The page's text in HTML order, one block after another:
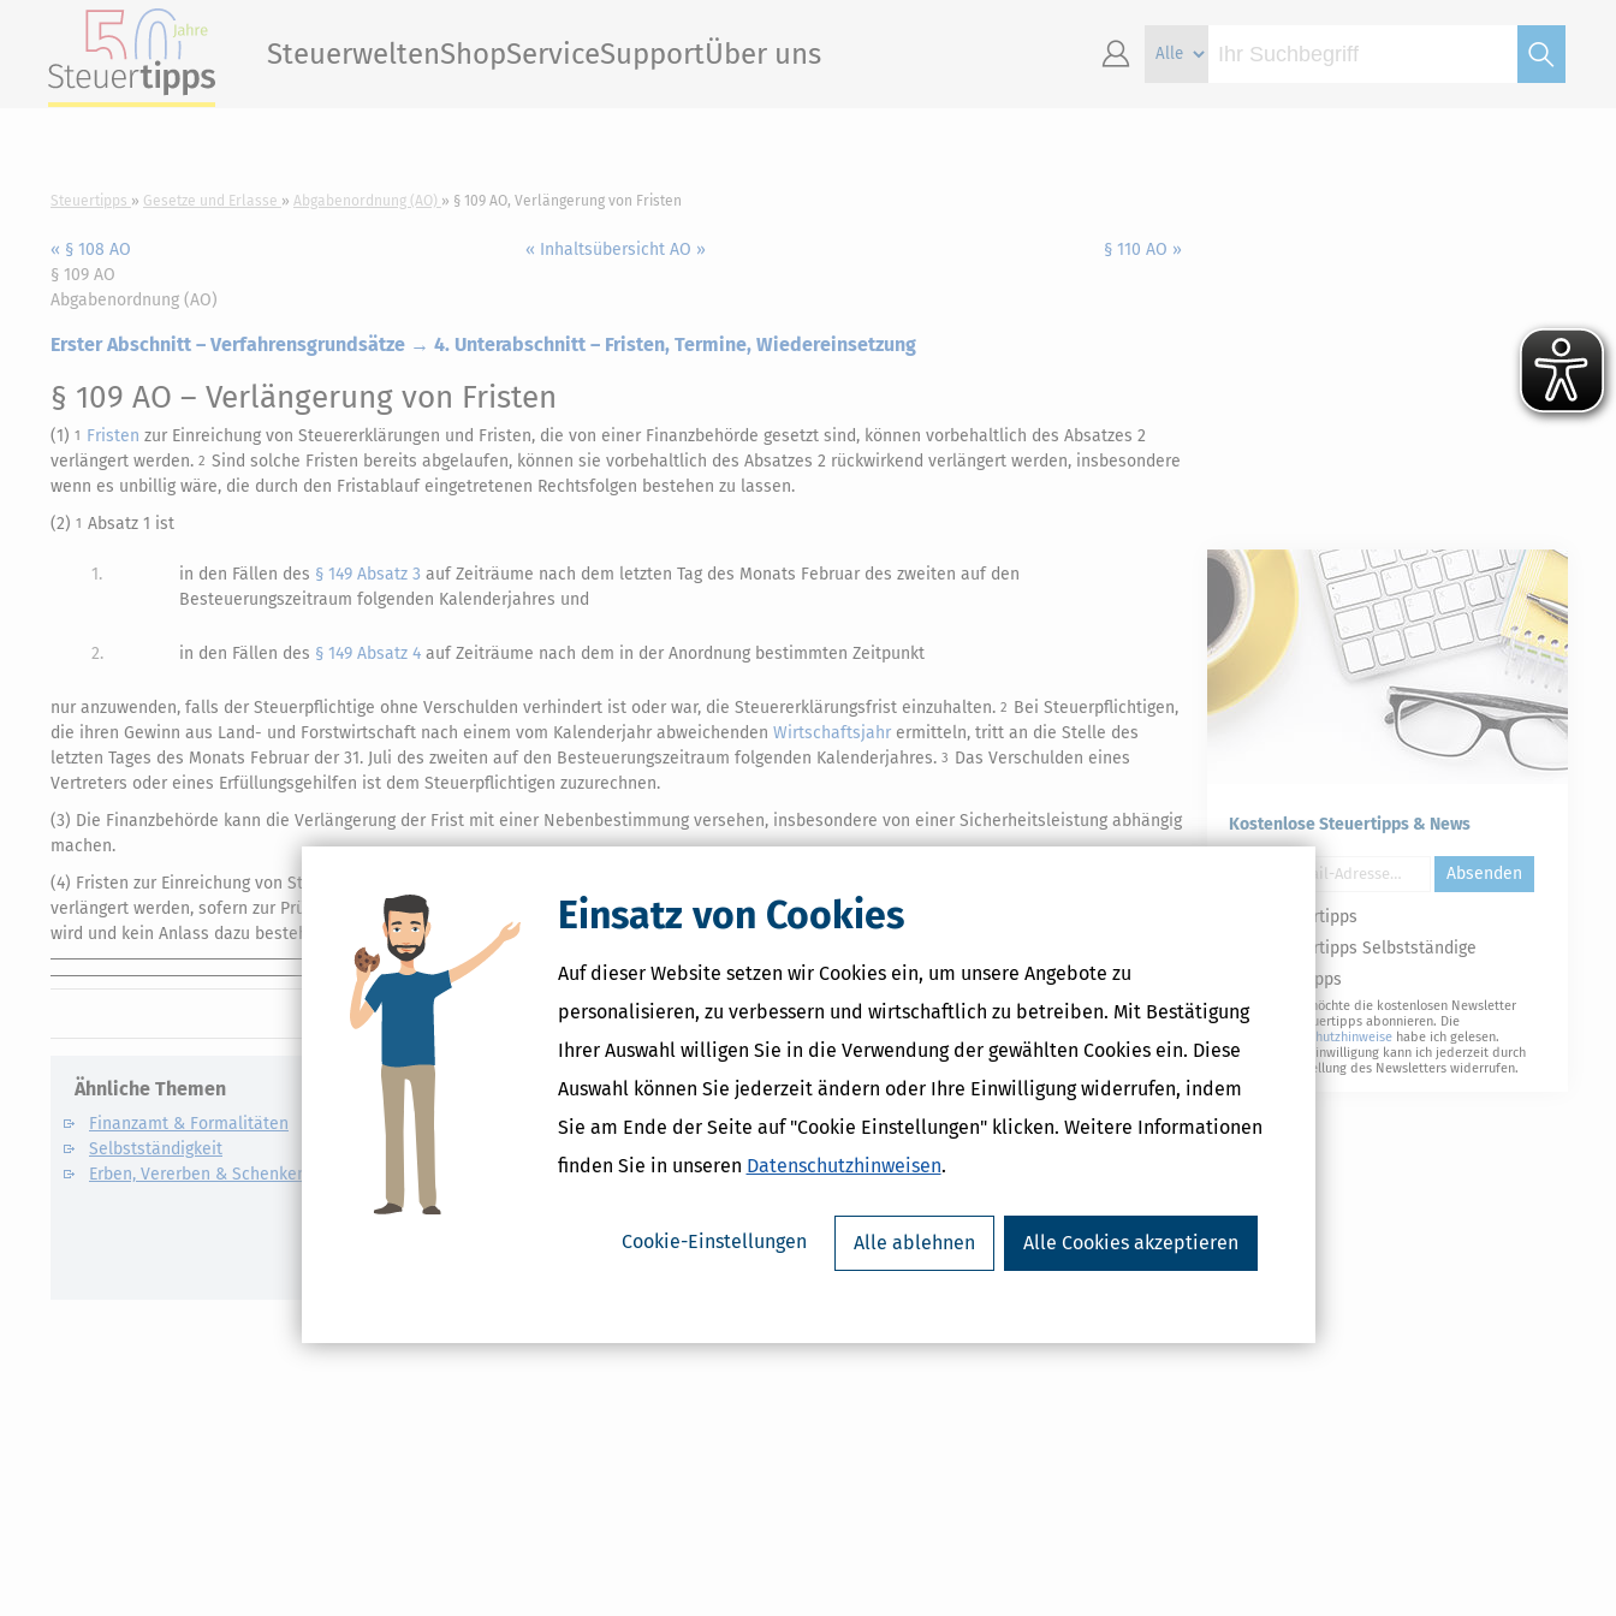
Einsatz von Cookies
Auf dieser Website setzen wir Cookies ein, um unsere Angebote zu
personalisieren, zu verbessern und wirtschaftlich zu betreiben. Mit Bestätigung
Ihrer Auswahl willigen Sie in die Verwendung der gewählten Cookies ein. Diese
Auswahl können Sie jederzeit ändern oder Ihre Einwilligung widerrufen, indem
Sie am Ende der Seite auf "Cookie Einstellungen" klicken. Weitere Informationen
finden Sie in unseren Datenschutzhinweisen.
Cookie-Einstellungen Alle ablehnen Alle Cookies akzeptieren
SteuerweltenShopServiceSupportÜber uns
Steuertipps Gesetze und Erlasse Abgabenordnung (AO) § 109 AO, Verlängerung von Fristen
« § 108 AO « Inhaltsübersicht AO »
§ 110 AO »
§ 109 AO
Abgabenordnung (AO)
Erster Abschnitt – Verfahrensgrundsätze → 4. Unterabschnitt – Fristen, Termine, Wiedereinsetzung
§ 109 AO – Verlängerung von Fristen
(1) 1 Fristen zur Einreichung von Steuererklärungen und Fristen, die von einer Finanzbehörde gesetzt sind, können vorbehaltlich des Absatzes 2
verlängert werden. 2 Sind solche Fristen bereits abgelaufen, können sie vorbehaltlich des Absatzes 2 rückwirkend verlängert werden, insbesondere
wenn es unbillig wäre, die durch den Fristablauf eingetretenen Rechtsfolgen bestehen zu lassen.
(2) 1 Absatz 1 ist
1. in den Fällen des § 149 Absatz 3 auf Zeiträume nach dem letzten Tag des Monats Februar des zweiten auf den
Besteuerungszeitraum folgenden Kalenderjahres und
2. in den Fällen des § 149 Absatz 4auf Zeiträume nach dem in der Anordnung bestimmten Zeitpunkt
nur anzuwenden, falls der Steuerpflichtige ohne Verschulden verhindert ist oder war, die Steuererklärungsfrist einzuhalten. 2 Bei Steuerpflichtigen,
die ihren Gewinn aus Land- und Forstwirtschaft nach einem vom Kalenderjahr abweichenden Wirtschaftsjahr ermitteln, tritt an die Stelle des
letzten Tages des Monats Februar der 31. Juli des zweiten auf den Besteuerungszeitraum folgenden Kalenderjahres. 3 Das Verschulden eines
Vertreters oder eines Erfüllungsgehilfen ist dem Steuerpflichtigen zuzurechnen.
(3) Die Finanzbehörde kann die Verlängerung der Frist mit einer Nebenbestimmung versehen, insbesondere von einer Sicherheitsleistung abhängig
machen.
(4) Fristen zur Einreichung von Steuererklärungen und Fristen, die von einer Finanzbehörde gesetzt sind, können ausschließlich automationsgestützt
verlängert werden, sofern zur Prüfung der Fristverlängerung ein automationsgestütztes Risikomanagementsystem nach
wird und kein Anlass dazu besteht, den Einzelfall durch
Amtsträgerzu bearbeiten.
Druckversion
Ähnliche Themen
Finanzamt & Formalitäten
Selbstständigkeit
Erben, Vererben & Schenken
Verwandte Lexikon-Begriffe
Kapitalertragsteuer Freibetrag -
CO2-Steuer - Was ist das?
Kostenlose Steuertipps & News
Absenden
Steuertipps
Steuertipps Selbstständige
Geldtipps
Ja, ich möchte die kostenlosen Newsletter
von Steuertipps abonnieren. Die
Datenschutzhinweise habe ich gelesen.
Meine Einwilligung kann ich jederzeit durch
Abbestellung des Newsletters widerrufen.